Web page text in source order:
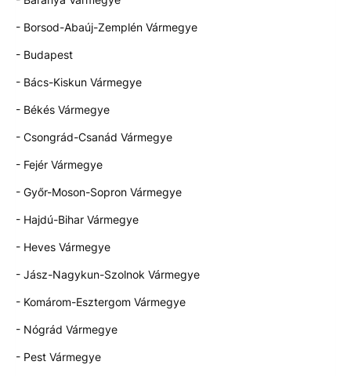
- Borsod-Abaúj-Zemplén Vármegye
- Budapest
- Bács-Kiskun Vármegye
- Békés Vármegye
- Csongrád-Csanád Vármegye
- Fejér Vármegye
- Győr-Moson-Sopron Vármegye
- Hajdú-Bihar Vármegye
- Heves Vármegye
- Jász-Nagykun-Szolnok Vármegye
- Komárom-Esztergom Vármegye
- Nógrád Vármegye
- Pest Vármegye